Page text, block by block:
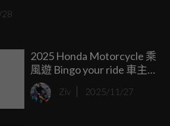
發轉移至全新的850 c.c. MotoGP原型
2025 Honda Motorcycle 乘
風遊 Bingo your ride 車主專
屬活動 正式啟動 加入騎士
們的行列，解鎖專屬你的
Ziv 2025/11/27